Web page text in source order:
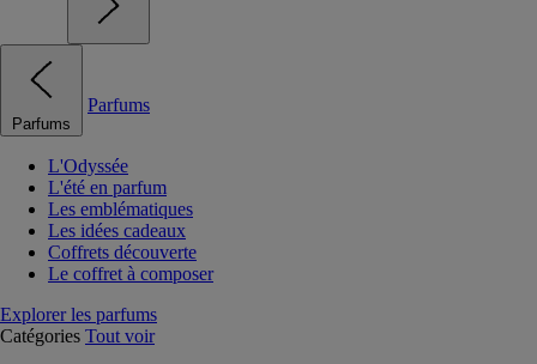
Parfums
Parfums
L'Odyssée
L'été en parfum
Les emblématiques
Les idées cadeaux
Coffrets découverte
Le coffret à composer
Explorer les parfums
Catégories Tout voir